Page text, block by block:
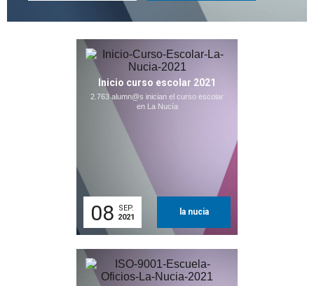
Inicio curso escolar 2021
2.763 alumn@s inician el curso escolar
en La Nucía
08
SEP.
2021
la nucia